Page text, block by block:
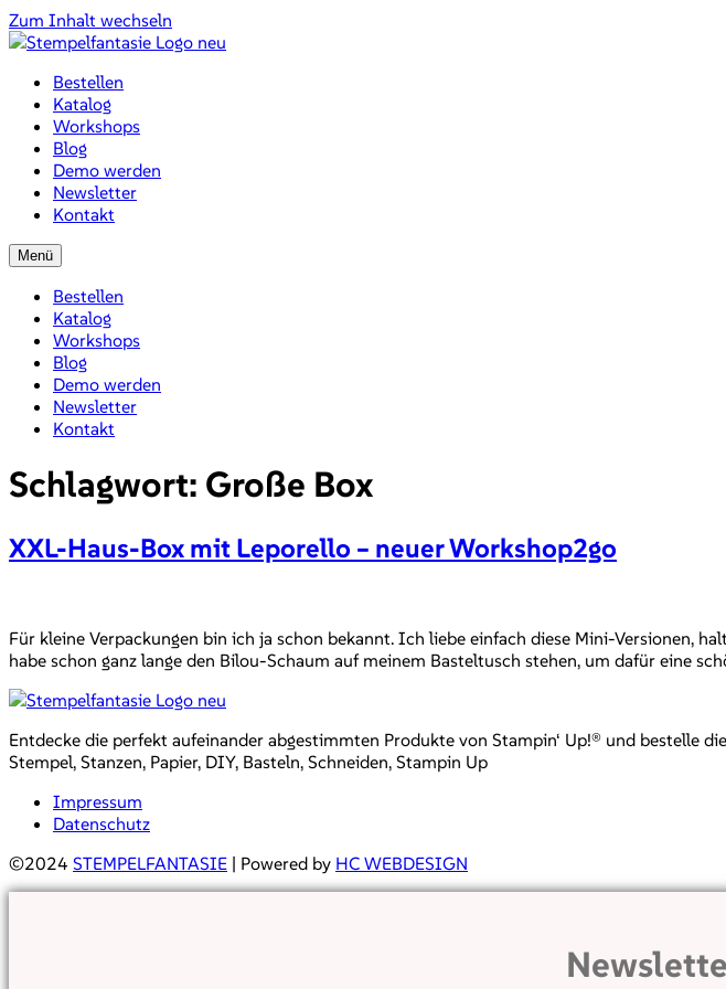
Zum Inhalt wechseln
Bestellen
Katalog
Workshops
Blog
Demo werden
Newsletter
Kontakt
Menü
Bestellen
Katalog
Workshops
Blog
Demo werden
Newsletter
Kontakt
Schlagwort: Große Box
XXL-Haus-Box mit Leporello – neuer Workshop2go
Für kleine Verpackungen bin ich ja schon bekannt. Ich liebe einfach diese Mini-Versionen,
habe schon ganz lange den Bilou-Schaum auf meinem Basteltusch stehen, um dafür eine
Entdecke die perfekt aufeinander abgestimmten Produkte von Stampin‘ Up!® und bestelle
Stempel, Stanzen, Papier, DIY, Basteln, Schneiden, Stampin Up
Impressum
Datenschutz
©2024 STEMPELFANTASIE | Powered by HC WEBDESIGN